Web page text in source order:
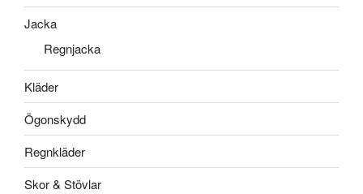
Jacka
Regnjacka
Kläder
Ögonskydd
Regnkläder
Skor & Stövlar